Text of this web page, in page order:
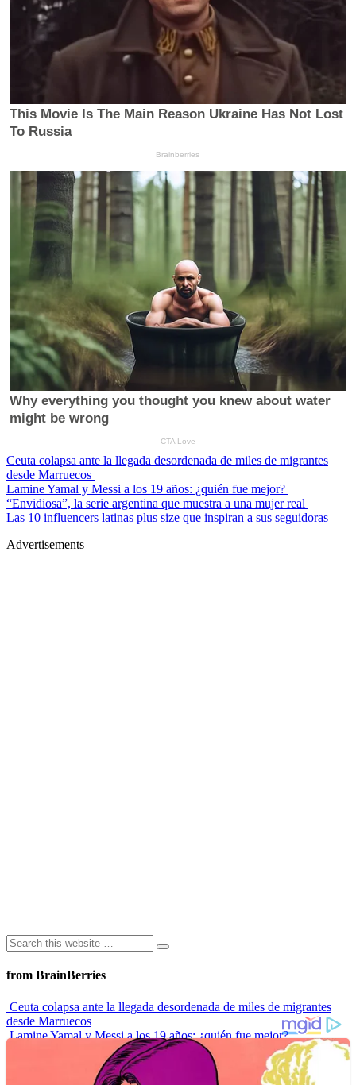
Ceuta colapsa ante la llegada desordenada de miles de migrantes
desde Marruecos
Lamine Yamal y Messi a los 19 años: ¿quién fue mejor?
“Envidiosa”, la serie argentina que muestra a una mujer real
Las 10 influencers latinas plus size que inspiran a sus seguidoras
Advertisements
from BrainBerries
Ceuta colapsa ante la llegada desordenada de miles de migrantes
desde Marruecos
Lamine Yamal y Messi a los 19 años: ¿quién fue mejor?
“Envidiosa”, la serie argentina que muestra a una mujer real
Las 10 influencers latinas plus size que inspiran a sus seguidoras
La princesa Leonor finaliza su formación militar y se prepara para